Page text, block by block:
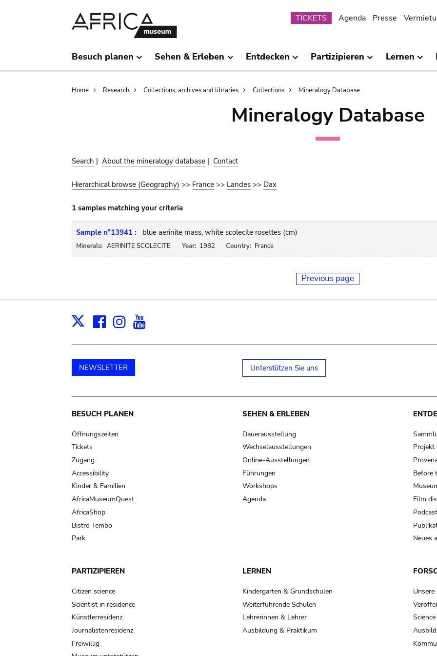
Submenu
TICKETS Agenda Presse
Besuch planen Sehen & Erleben Entdecken Partizipieren Lernen
Breadcrumb
Home Research Collections, archives and libraries Collections Mineralogy Database
Mineralogy Database
Search | About the mineralogy database | Contact
Hierarchical browse (Geography) >> France >> Landes >> Dax
1 samples matching your criteria
Sample n°13941 : blue aerinite mass, white scolecite rosettes (cm)
Minerals: AERINITE SCOLECITE Year: 1982 Country: France
Previous page
X Facebook
Instagram
NEWSLETTER Unterstützen Sie uns
Main
navigation
BESUCH PLANEN
Öffnungszeiten
Tickets
Zugang
Accessibility
Kinder & Familien
AfricaMuseumQuest
AfricaShop
Bistro Tembo
Park
SEHEN & ERLEBEN
Dauerausstellung
Wechselausstellungen
Online-Ausstellungen
Führungen
Workshops
Agenda
Projekt
Before
Film
Neues
PARTIZIPIEREN
Citizen science
Scientist in residence
Künstlerresidenz
Journalistenresidenz
Freiwillig
LERNEN
Kindergarten & Grundschulen
Weiterführende Schulen
Lehrerinnen & Lehrer
Ausbildung & Praktikum